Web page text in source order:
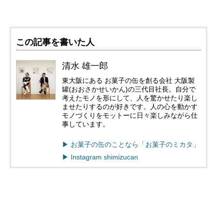
この記事を書いた人
清水 雄一郎
東大阪にある お菓子の缶を創る会社 大阪製
罐(おおさかせいかん)の三代目社長。自分で
考えたモノを形にして、人を驚かせたり楽し
ませたりするのが好きです。人の心を動かす
モノづくりをモットーに日々楽しみながら仕
事しています。
▶︎ お菓子の缶のことなら「お菓子のミカタ」
▶︎ Instagram shimizucan